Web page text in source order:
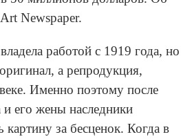
Newspaper.
работой с 1919 года, но
а репродукция,
Именно поэтому после
и его жены наследники
картину за бесценок. Когда в